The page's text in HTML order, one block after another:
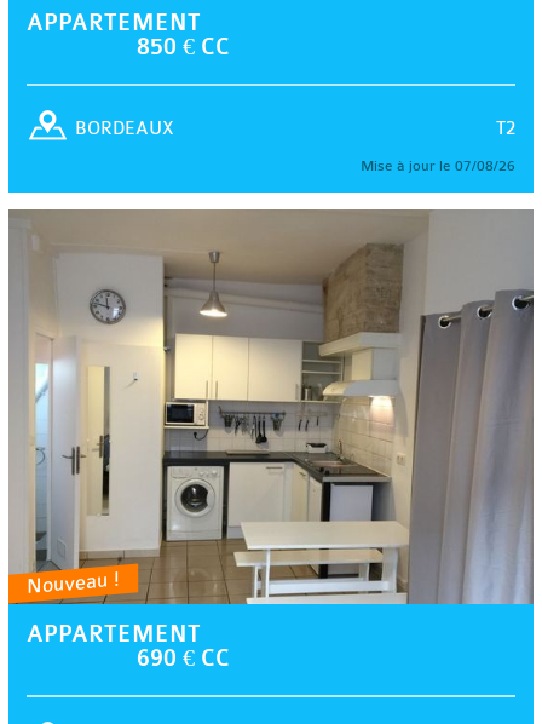
APPARTEMENT
850 € CC
T2
BORDEAUX
Mise à jour le 07/08/26
Nouveau !
APPARTEMENT
690 € CC